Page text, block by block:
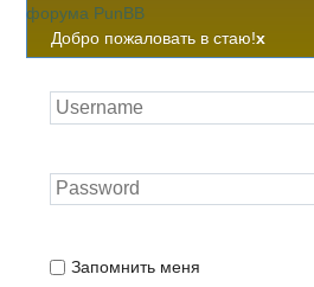
Добро пожаловать в стаю!x
Запомнить меня